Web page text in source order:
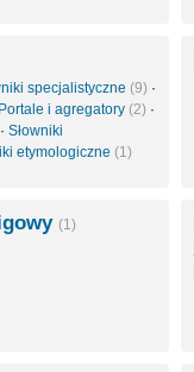
specjalistyczne (9) ·
Portale i agregatory (2) ·
· Słowniki
etymologiczne (1)
(1)